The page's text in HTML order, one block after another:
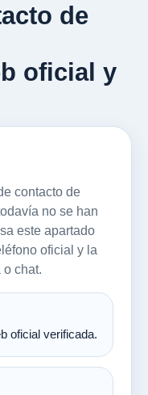
de
oficial y
contacto de
no se han
este apartado
oficial y la
o chat.
oficial verificada.